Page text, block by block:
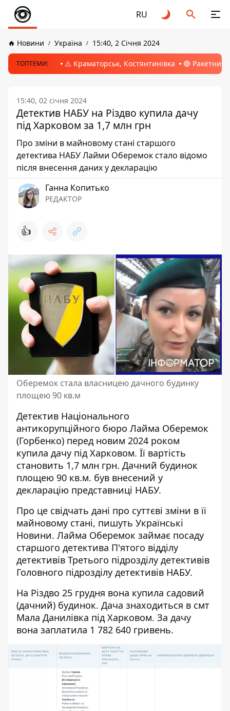
RU
Новини Україна 15:40, 2 Січня 2024
ТОПТЕМИ: ⚠️ Краматорськ, Костянтинівка 🔴 Ракетний
15:40, 02 січня 2024
Детектив НАБУ на Різдво купила дачу
під Харковом за 1,7 млн грн
Про зміни в майновому стані старшого
детектива НАБУ Лайми Оберемок стало відомо
після внесення даних у декларацію
Ганна Копитько
РЕДАКТОР
👍
Оберемок стала власницею дачного будинку
площею 90 кв.м
Детектив Національного
антикорупційного бюро Лайма Оберемок
(Горбенко) перед новим 2024 роком
купила дачу під Харковом. Її вартість
становить 1,7 млн грн. Дачний будинок
площею 90 кв.м. був внесений у
декларацію представниці НАБУ.
Про це свідчать дані про суттєві зміни в її
майновому стані, пишуть Українськi
Новини. Лайма Оберемок займає посаду
старшого детектива П'ятого відділу
детективів Третього підрозділу детективів
Головного підрозділу детективів НАБУ.
На Різдво 25 грудня вона купила садовий
(дачний) будинок. Дача знаходиться в смт
Мала Данилівка під Харковом. За дачу
вона заплатила 1 782 640 гривень.